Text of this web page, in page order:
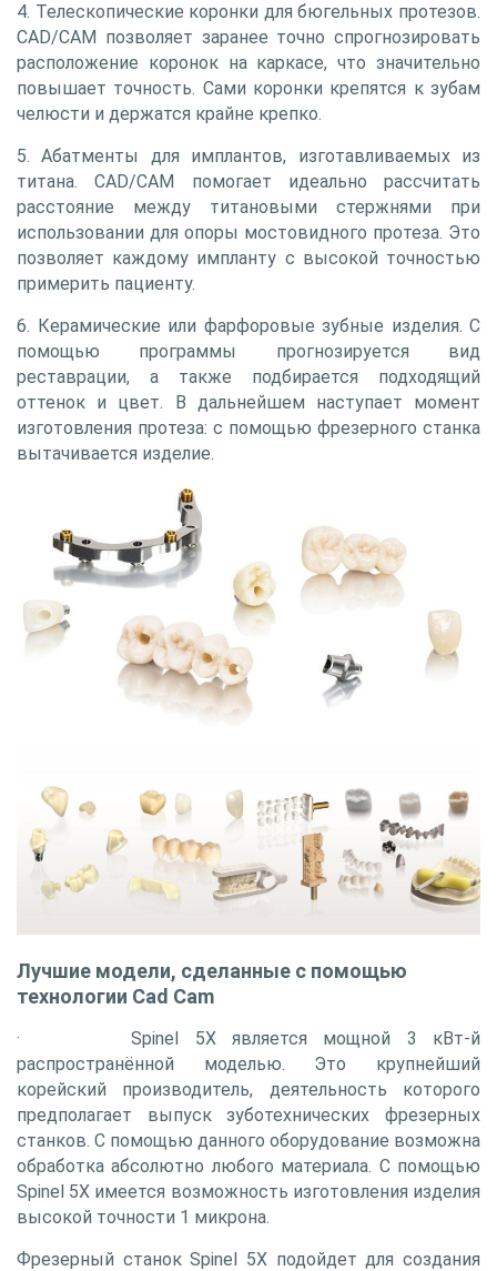
4. Телескопические коронки для бюгельных протезов.
CAD/CAM позволяет заранее точно спрогнозировать
расположение коронок на каркасе, что значительно
повышает точность. Сами коронки крепятся к зубам
челюсти и держатся крайне крепко.
5. Абатменты для имплантов, изготавливаемых из
титана. CAD/CAM помогает идеально рассчитать
расстояние между титановыми стержнями при
использовании для опоры мостовидного протеза. Это
позволяет каждому импланту с высокой точностью
примерить пациенту.
6. Керамические или фарфоровые зубные изделия. С
помощью программы прогнозируется вид
реставрации, а также подбирается подходящий
оттенок и цвет. В дальнейшем наступает момент
изготовления протеза: с помощью фрезерного станка
вытачивается изделие.
Лучшие модели, сделанные с помощью
технологии Cad Cam
· Spinel 5X является мощной 3 кВт-й
распространённой моделью. Это крупнейший
корейский производитель, деятельность которого
предполагает выпуск зуботехнических фрезерных
станков. С помощью данного оборудование возможна
обработка абсолютно любого материала. С помощью
Spinel 5X имеется возможность изготовления изделия
высокой точности 1 микрона.
Фрезерный станок Spinel 5X подойдет для создания